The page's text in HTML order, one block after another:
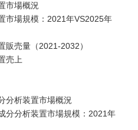
市場概況
市場規模：2021年VS2025年
販売量（2021-2032）
売上
分析装置市場概況
分分析装置市場規模：2021年